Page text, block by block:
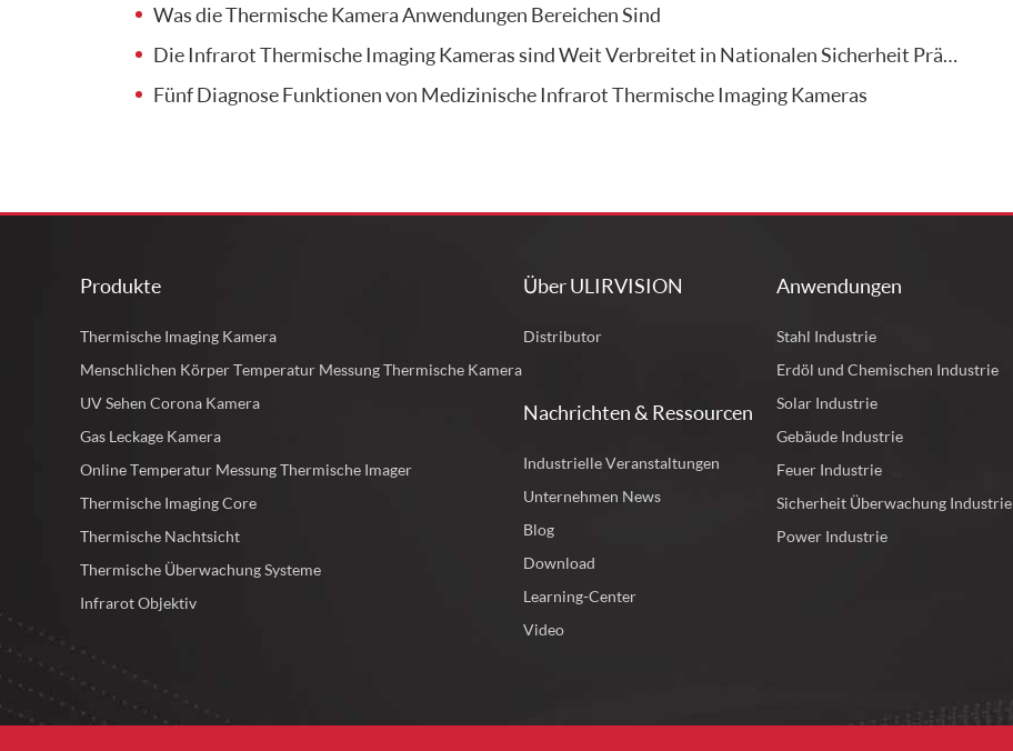
Was die Thermische Kamera Anwendungen Bereichen Sind
Die Infrarot Thermische Imaging Kameras sind Weit Verbreitet in Nationalen Sicherheit Prävention Projekte
Fünf Diagnose Funktionen von Medizinische Infrarot Thermische Imaging Kameras
Produkte
Thermische Imaging Kamera
Menschlichen Körper Temperatur Messung Thermische Kamera
UV Sehen Corona Kamera
Gas Leckage Kamera
Online Temperatur Messung Thermische Imager
Thermische Imaging Core
Thermische Nachtsicht
Thermische Überwachung Systeme
Infrarot Objektiv
Über ULIRVISION
Distributor
Nachrichten & Ressourcen
Industrielle Veranstaltungen
Unternehmen News
Blog
Download
Learning-Center
Video
Anwendungen
Stahl Industrie
Erdöl und Chemischen Industrie
Solar Industrie
Gebäude Industrie
Feuer Industrie
Sicherheit Überwachung Industrie
Power Industrie